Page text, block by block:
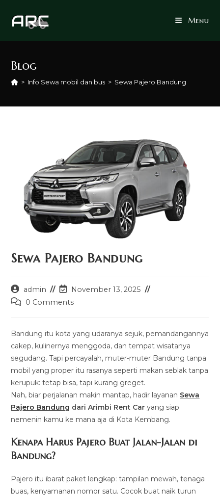
Menu
Blog
> Info Sewa mobil dan bus > Sewa Pajero Bandung
Sewa Pajero Bandung
Post
author:
admin
Post
last
November 13, 2025
Post0 Comments
Bandung itu kota yang udaranya sejuk, pemandangannya
cakep, kulinernya menggoda, dan tempat wisatanya
segudang. Tapi percayalah, muter-muter Bandung tanpa
mobil yang proper itu rasanya seperti makan seblak tanpa
kerupuk: tetap bisa, tapi kurang greget.
Nah, biar perjalanan makin mantap, hadir layanan Sewa
Pajero Bandung dari Arimbi Rent Car yang siap
nemenin kamu ke mana aja di Kota Kembang.
Kenapa Harus Pajero Buat Jalan-Jalan di
Bandung?
Pajero itu ibarat paket lengkap: tampilan mewah, tenaga
buas, kenyamanan nomor satu. Cocok buat naik turun